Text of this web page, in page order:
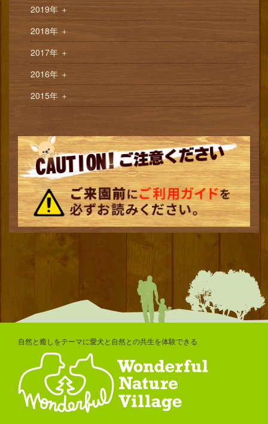
2019年 ＋
2018年 ＋
2017年 ＋
2016年 ＋
2015年 ＋
自然と癒しをテーマに愛犬と自然との共生を体験できる